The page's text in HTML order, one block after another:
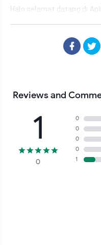
Halo selamat datang di
semua nyaman di Aplikasi
Reviews and
1
0
0
0
0
0
1